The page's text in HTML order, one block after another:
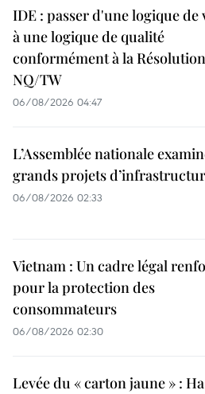
IDE : passer d'une logique de
à une logique de qualité
conformément à la
NQ/TW
06/08/2026 04:47
L’Assemblée nationale
grands projets
06/08/2026 02:33
Vietnam : Un cadre légal
pour la protection des
consommateurs
06/08/2026 02:30
Levée du « carton jaune » :